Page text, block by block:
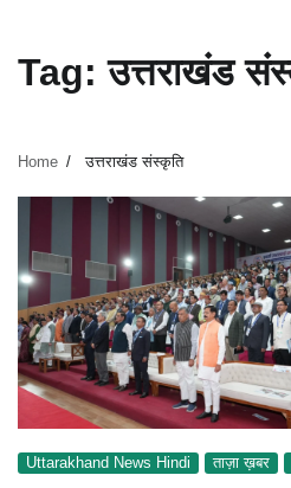
Tag:उत्तराखंड
Home उत्तराखंड संस्कृति
Uttarakhand News Hindi ताज़ा ख़बर